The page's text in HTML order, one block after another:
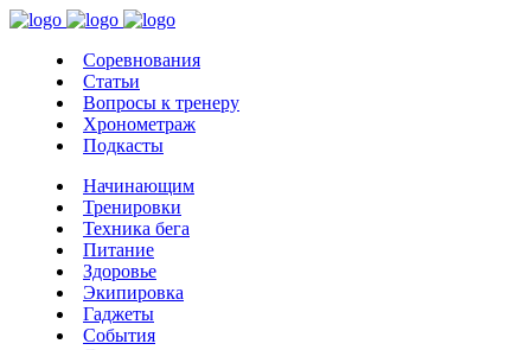
Соревнования
Статьи
Вопросы к тренеру
Хронометраж
Подкасты
Начинающим
Тренировки
Техника бега
Питание
Здоровье
Экипировка
Гаджеты
События